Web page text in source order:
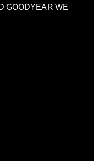
GOODYEAR WE